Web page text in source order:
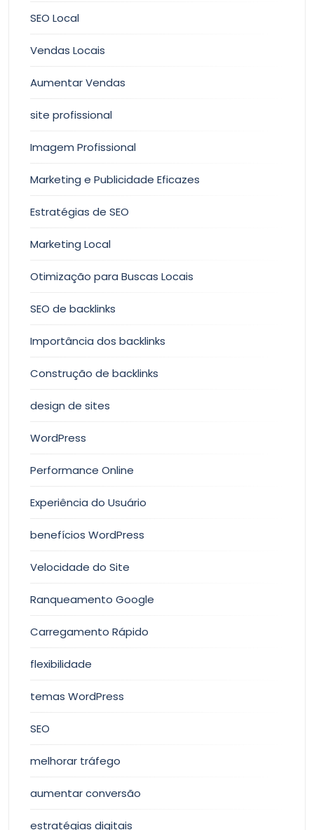
SEO Local
Vendas Locais
Aumentar Vendas
site profissional
Imagem Profissional
Marketing e Publicidade Eficazes
Estratégias de SEO
Marketing Local
Otimização para Buscas Locais
SEO de backlinks
Importância dos backlinks
Construção de backlinks
design de sites
WordPress
Performance Online
Experiência do Usuário
benefícios WordPress
Velocidade do Site
Ranqueamento Google
Carregamento Rápido
flexibilidade
temas WordPress
SEO
melhorar tráfego
aumentar conversão
estratégias digitais